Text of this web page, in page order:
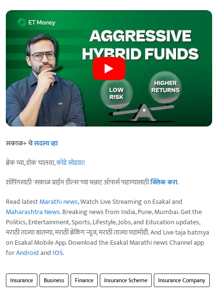
सकाळ+ चेसदस्य व्हा
ब्रेक घ्या, डोकं चालवा,कोडे सोडवा!
शॉपिंगसाठी 'सकाळ प्राईम डील्स'च्या भन्नाट ऑफर्स पाहण्यासाठीक्लिक करा.
Read latestMarathi news, Watch Live Streaming on Esakal and
Maharashtra News. Breaking news from India, Pune, Mumbai. Get the
Politics, Entertainment, Sports, Lifestyle, Jobs, and Education updates,
मराठी ताज्या बातम्या, मराठी ब्रेकिंग न्यूज, मराठी ताज्या घडामोडी. And Live taja batmya
on Esakal Mobile App. Download the Esakal Marathi news Channel app
forAndroidand IOS.
Insurance Business Finance Insurance Scheme Insurance Company